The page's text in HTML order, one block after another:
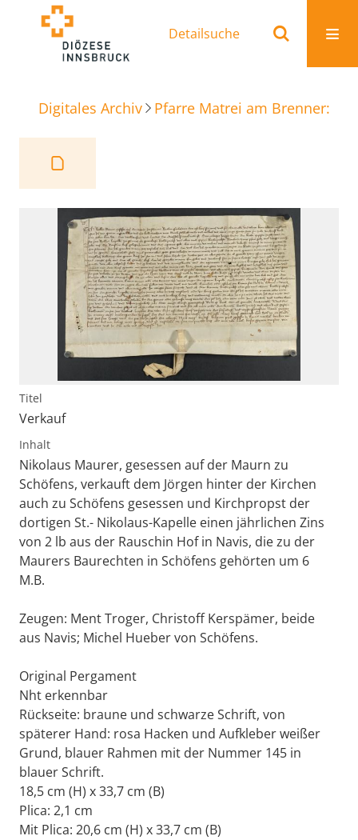
Detailsuche
Digitales Archiv Pfarre Matrei am Brenner:
Titel
Verkauf
Inhalt
Nikolaus Maurer, gesessen auf der Maurn zu
Schöfens, verkauft dem Jörgen hinter der Kirchen
auch zu Schöfens gesessen und Kirchpropst der
dortigen St.- Nikolaus-Kapelle einen jährlichen Zins
von 2 lb aus der Rauschin Hof in Navis, die zu der
Maurers Baurechten in Schöfens gehörten um 6
M.B.
Zeugen: Ment Troger, Christoff Kerspämer, beide
aus Navis; Michel Hueber von Schöfens.
Original Pergament
Nht erkennbar
Rückseite: braune und schwarze Schrift, von
späterer Hand: rosa Hacken und Aufkleber weißer
Grund, blauer Rahmen mit der Nummer 145 in
blauer Schrift.
18,5 cm (H) x 33,7 cm (B)
Plica: 2,1 cm
Mit Plica: 20,6 cm (H) x 33,7 cm (B)